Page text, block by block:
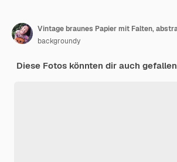
backgroundy
Diese Fotos könnten dir auch gefallen